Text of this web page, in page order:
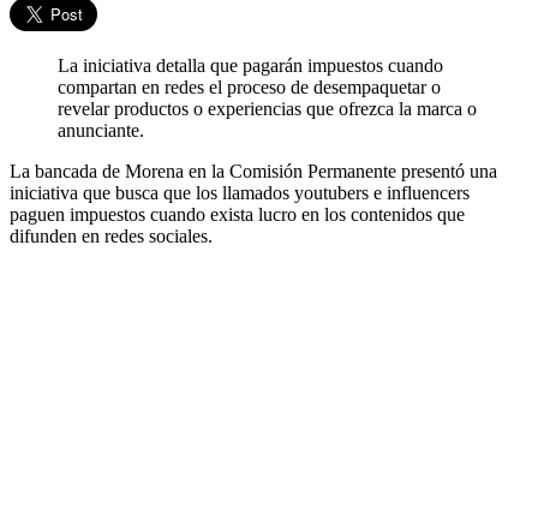
La iniciativa detalla que pagarán impuestos cuando
compartan en redes el proceso de desempaquetar o
revelar productos o experiencias que ofrezca la marca o
anunciante.
La bancada de Morena en la Comisión Permanente presentó una
iniciativa que busca que los llamados youtubers e influencers
paguen impuestos cuando exista lucro en los contenidos que
difunden en redes sociales.